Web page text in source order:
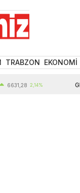
TRABZON EKONOMİ
2,14%